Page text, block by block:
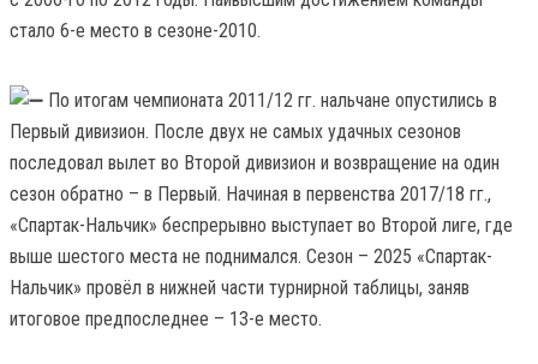
стало 6-е место в сезоне-2010.
По итогам чемпионата 2011/12 гг. нальчане опустились в
Первый дивизион. После двух не самых удачных сезонов
последовал вылет во Второй дивизион и возвращение на один
сезон обратно – в Первый. Начиная в первенства 2017/18 гг.,
«Спартак-Нальчик» беспрерывно выступает во Второй лиге, где
выше шестого места не поднимался. Сезон – 2025 «Спартак-
Нальчик» провёл в нижней части турнирной таблицы, заняв
итоговое предпоследнее – 13-е место.